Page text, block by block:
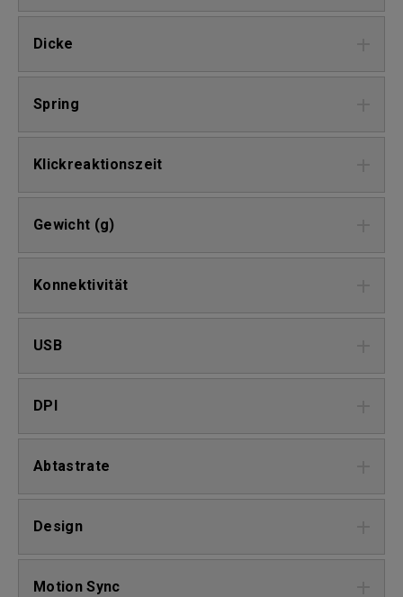
Dicke
Spring
Klickreaktionszeit
Gewicht (g)
Konnektivität
USB
DPI
Abtastrate
Design
Motion Sync